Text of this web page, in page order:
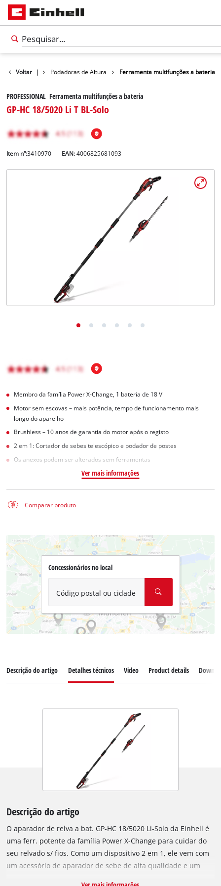
Voltar |
de Jardim Podadoras de Altura Ferramenta multifunções a bateria
PROFESSIONAL Ferramenta multifunções a bateria
GP-HC 18/5020 Li T BL-Solo
Item nº:3410970 EAN:4006825681093
Membro da família Power X-Change, 1 bateria de 18 V
Motor sem escovas – mais potência, tempo de funcionamento mais
longo do aparelho
Brushless – 10 anos de garantia do motor após o registo
2 em 1: Cortador de sebes telescópico e podador de postes
Os anexos podem ser alterados sem ferramentas
Ver mais informações
Comparar produto
Concessionários no local
Código postal ou cidade
Descrição do artigo Detalhes técnicos Video Product details
Descrição do artigo
O aparador de relva a bat. GP-HC 18/5020 Li-Solo da Einhell é
uma ferr. potente da família Power X-Change para cuidar do
seu relvado s/ fios. Como um dispositivo 2 em 1, ele vem com
um acessório de aparador de sebe de alta qualidade e um